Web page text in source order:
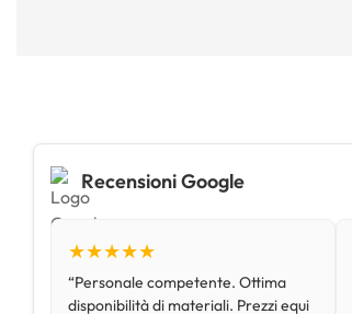
Recensioni Google
★★★★★
“Personale competente. Ottima
disponibilità di materiali. Prezzi equi